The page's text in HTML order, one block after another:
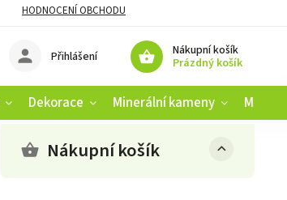
HODNOCENÍ OBCHODU
Nákupní košík
Prázdný košík
Přihlášení
Dekorace Minerální kameny
Nákupní košík